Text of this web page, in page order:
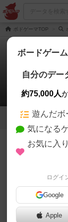
ボドゲーマTOP
1
『旨味』が好き
このゲームのトップ
が近いボードゲーム
ボードゲー
自分のデー
約75,000人
遊んだボ
気になる
お気に入
ログイ
Google
Apple